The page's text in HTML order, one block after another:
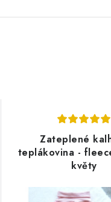
Zateplené
teplákovina -
květy